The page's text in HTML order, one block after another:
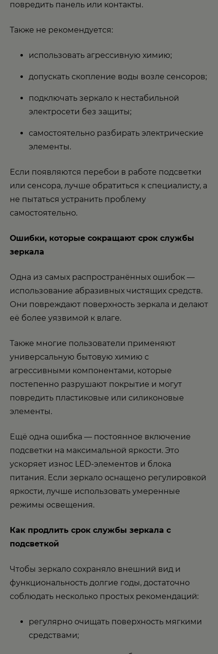
повредить панель или контакты.
Также не рекомендуется:
использовать агрессивную химию;
допускать скопление воды возле сенсоров;
подключать зеркало к нестабильной
электросети без защиты;
самостоятельно разбирать электрические
элементы.
Если появляются перебои в работе подсветки
или сенсора, лучше обратиться к специалисту, а
не пытаться устранить проблему
самостоятельно.
Ошибки, которые сокращают срок службы
зеркала
Одна из самых распространённых ошибок —
использование абразивных чистящих средств.
Они повреждают поверхность зеркала и делают
её более уязвимой к влаге.
Также многие пользователи применяют
универсальную бытовую химию с
агрессивными компонентами, которые
постепенно разрушают покрытие и могут
повредить пластиковые или силиконовые
элементы.
Ещё одна ошибка — постоянное включение
подсветки на максимальной яркости. Это
ускоряет износ LED-элементов и блока
питания. Если зеркало оснащено регулировкой
яркости, лучше использовать умеренные
режимы освещения.
Как продлить срок службы зеркала с
подсветкой
Чтобы зеркало сохраняло внешний вид и
функциональность долгие годы, достаточно
соблюдать несколько простых рекомендаций:
регулярно очищать поверхность мягкими
средствами;